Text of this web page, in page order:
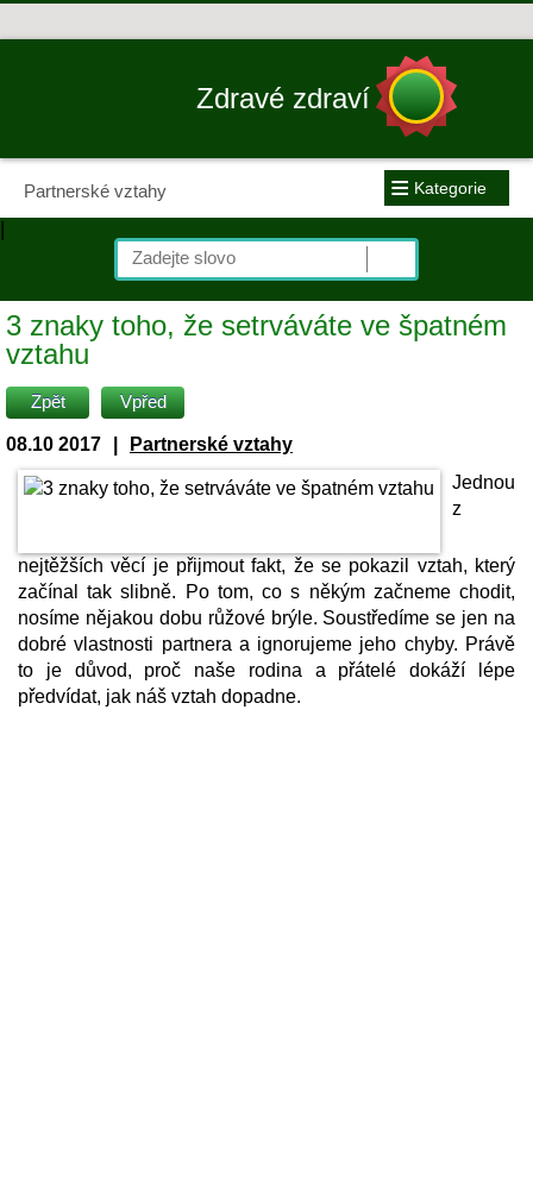
Zdravé zdraví
Partnerské vztahy ≡ Kategorie
|
3 znaky toho, že setrváváte ve špatném
vztahu
Zpět Vpřed
08.10 2017
Partnerské vztahy
Jednou
z
nejtěžších věcí je přijmout fakt, že se pokazil vztah, který
začínal tak slibně. Po tom, co s někým začneme chodit,
nosíme nějakou dobu růžové brýle. Soustředíme se jen na
dobré vlastnosti partnera a ignorujeme jeho chyby. Právě
to je důvod, proč naše rodina a přátelé dokáží lépe
předvídat, jak náš vztah dopadne.